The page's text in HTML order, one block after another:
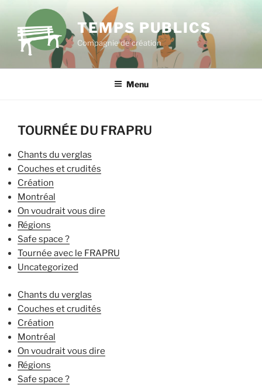
contenu
principal
TEMPS PUBLICS
Compagnie de création
Menu
TOURNÉE DU FRAPRU
Chants du verglas
Couches et crudités
Création
Montréal
On voudrait vous dire
Régions
Safe space ?
Tournée avec le FRAPRU
Uncategorized
Chants du verglas
Couches et crudités
Création
Montréal
On voudrait vous dire
Régions
Safe space ?